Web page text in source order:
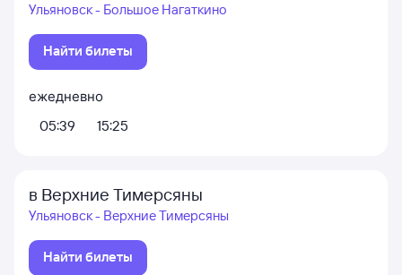
Ульяновск - Большое Нагаткино
Найти билеты
ежедневно
05:39
15:25
в Верхние Тимерсяны
Ульяновск - Верхние Тимерсяны
Найти билеты